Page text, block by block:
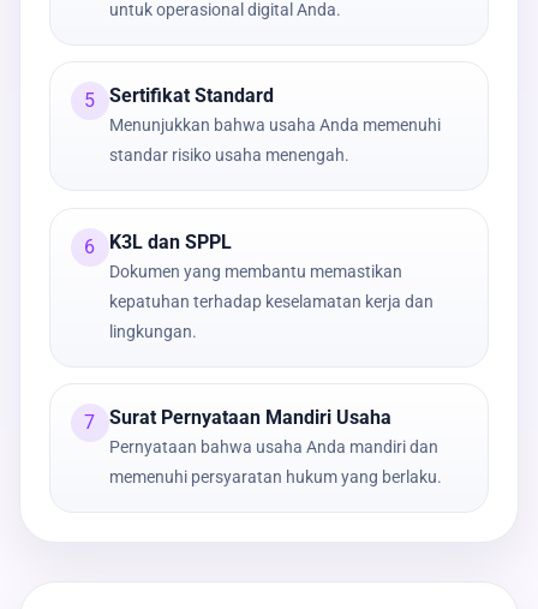
untuk operasional digital Anda.
5 Sertifikat Standard
Menunjukkan bahwa usaha Anda memenuhi
standar risiko usaha menengah.
6 K3L dan SPPL
Dokumen yang membantu memastikan
kepatuhan terhadap keselamatan kerja dan
lingkungan.
7 Surat Pernyataan Mandiri Usaha
Pernyataan bahwa usaha Anda mandiri dan
memenuhi persyaratan hukum yang berlaku.